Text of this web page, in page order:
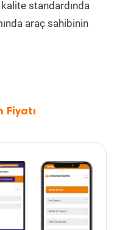
kalite standardında
araç sahibinin
Fiyatı